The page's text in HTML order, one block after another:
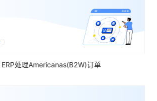
处理Americanas(B2W)订单